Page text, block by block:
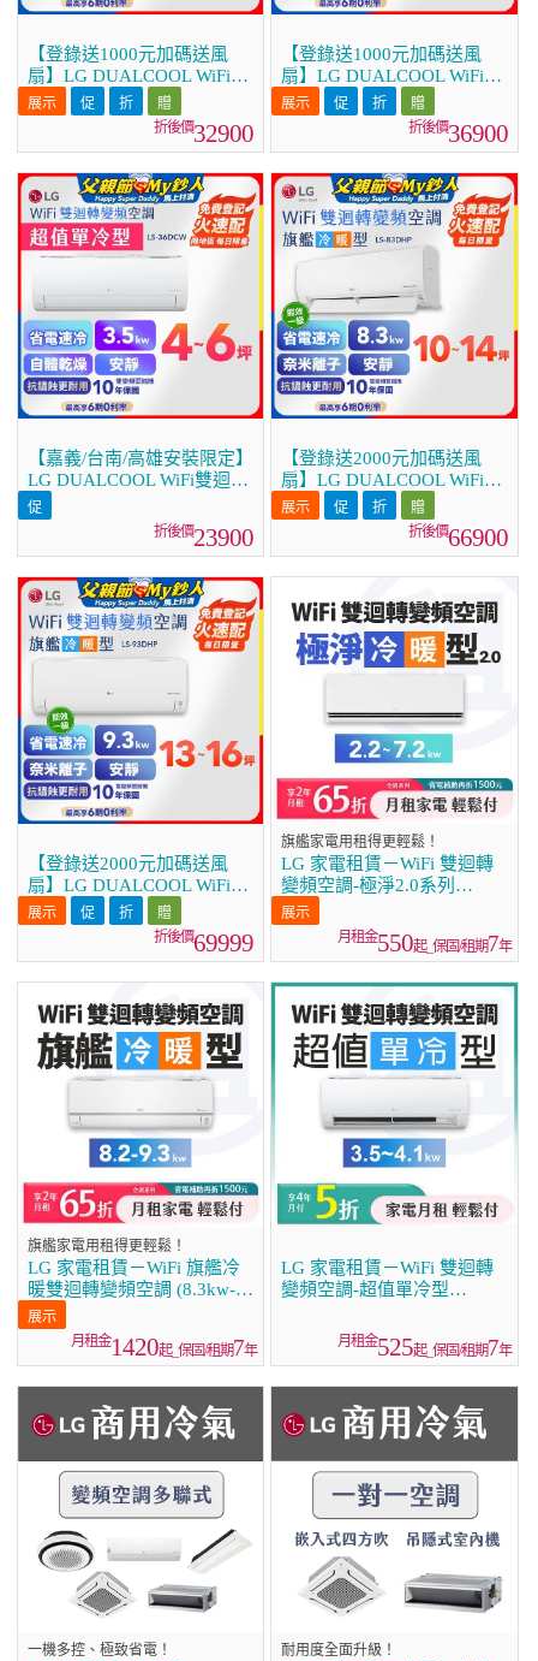
【登錄送1000元加碼送風
扇】LG DUALCOOL WiFi雙
迴轉變頻空調 - 旗艦冷暖型
_3.5kw LS-36DHPM
32900
【登錄送1000元加碼送風
扇】LG DUALCOOL WiFi雙
迴轉變頻空調 - 旗艦冷暖型
_4.1kw LS-41DHPM
36900
【嘉義/台南/高雄安裝限定】
LG DUALCOOL WiFi雙迴轉
變頻空調 - 超值單冷型
_3.5kW LS-36DCW
23900
【登錄送2000元加碼送風
扇】LG DUALCOOL WiFi雙
迴轉變頻空調 - 旗艦冷暖型
_8.3kw LS-83DHP
66900
【登錄送2000元加碼送風
扇】LG DUALCOOL WiFi雙
迴轉變頻空調 - 旗艦冷暖型
_9.3kw LS-93DHP
69999
旗艦家電用租得更輕鬆！
LG 家電租賃－WiFi 雙迴轉
變頻空調-極淨2.0系列
(2.2kw~7.2kw)
550起_保固/租期7年
旗艦家電用租得更輕鬆！
LG 家電租賃－WiFi 旗艦冷
暖雙迴轉變頻空調 (8.3kw-
9.3kw)
1420起_保固/租期7年
LG 家電租賃－WiFi 雙迴轉
變頻空調-超值單冷型
525起_保固/租期7年
一機多控、極致省電！ 耐用度全面升級！